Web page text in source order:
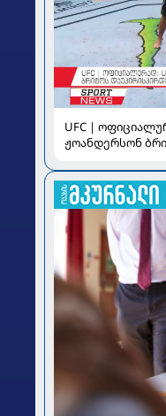
UFC |
ჟოანდერსონ